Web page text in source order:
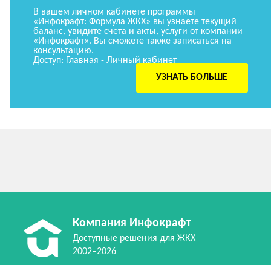
В вашем личном кабинете программы
«Инфокрафт: Формула ЖКХ» вы узнаете текущий
баланс, увидите счета и акты, услуги от компании
«Инфокрафт». Вы сможете также записаться на
консультацию.
Доступ: Главная - Личный кабинет
УЗНАТЬ БОЛЬШЕ
Компания Инфокрафт
Доступные решения для ЖКХ
2002–2026